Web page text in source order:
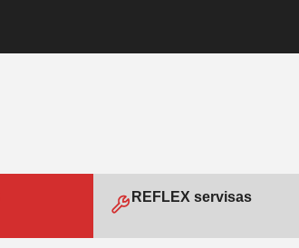
REFLEX servisas